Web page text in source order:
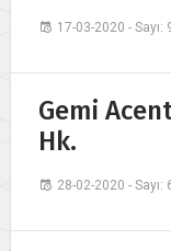
17-03-2020 - Sayı:
Gemi
Hk.
28-02-2020 - Sayı: